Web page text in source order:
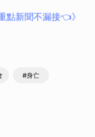
點新聞不漏接👈》
#身亡